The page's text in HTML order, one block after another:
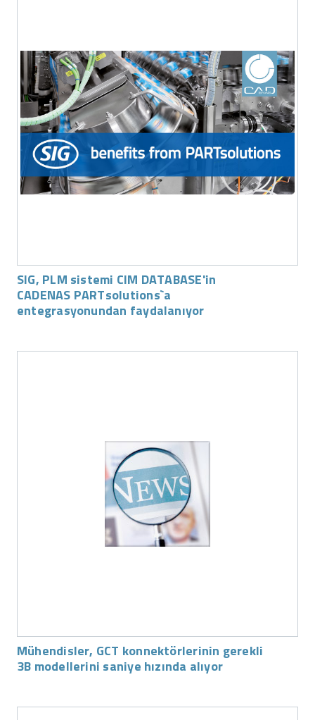
SIG, PLM sistemi CIM DATABASE'in
CADENAS PARTsolutions`a
entegrasyonundan faydalanıyor
Mühendisler, GCT konnektörlerinin gerekli
3B modellerini saniye hızında alıyor